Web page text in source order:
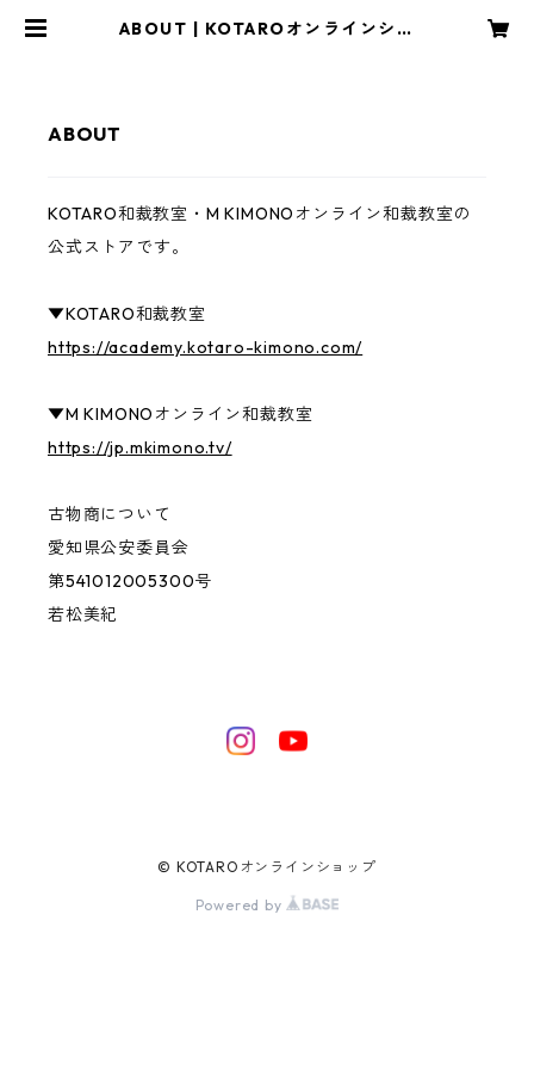
ABOUT | KOTAROオンラインショ
ABOUT
KOTARO和裁教室・M KIMONOオンライン和裁教室の
公式ストアです。
▼KOTARO和裁教室
https://academy.kotaro-kimono.com/
▼M KIMONOオンライン和裁教室
https://jp.mkimono.tv/
古物商について
愛知県公安委員会
第541012005300号
若松美紀
© KOTAROオンラインショップ
Powered by